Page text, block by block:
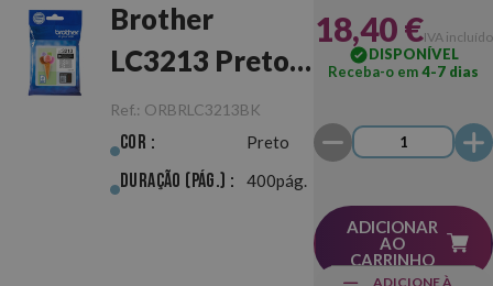
Brother
LC3213 Preto
Original
Ref.: ORBRLC3213BK
Cor : Preto
Duração (pág.) : 400pág.
18,40 €IVA incluído
DISPONÍVEL
Receba-o em4-7 dias
ADICIONAR
AO
CARRINHO
ADICIONE À